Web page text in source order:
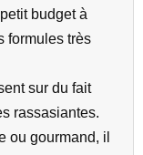
budget à
formules très
sur du fait
rassasiantes.
ou gourmand, il